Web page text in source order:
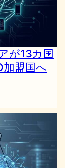
が13カ国
加盟国へ